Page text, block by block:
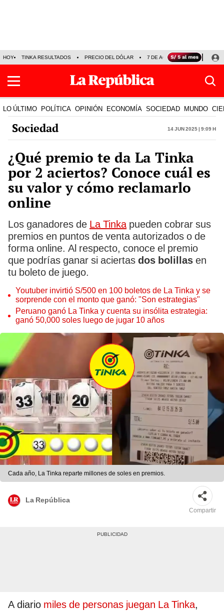
HOY TINKA RESULTADOS PRECIO DEL DÓLAR 7 DE AGOSTO OLLANTA
LO ÚLTIMO POLÍTICA OPINIÓN ECONOMÍA SOCIEDAD MUNDO
Sociedad 14 Jun 2025 | 9:09 h
¿Qué premio te da La Tinka
por 2 aciertos? Conoce cuál es
su valor y cómo reclamarlo
online
Los ganadores de La Tinkapueden cobrar sus
premios en puntos de venta autorizados o de
forma online. Al respecto, conoce el premio
que podrías ganar si aciertas dos bolillas en
tu boleto de juego.
Youtuber invirtió S/500 en 100 boletos de La Tinka y se
sorprende con el monto que ganó: "Son estrategias"
Peruano ganó La Tinka y cuenta su insólita estrategia:
ganó 50,000 soles luego de jugar 10 años
Cada año, La Tinka reparte millones de soles en premios.
La República
Compartir
A diario miles de personas juegan La Tinka,